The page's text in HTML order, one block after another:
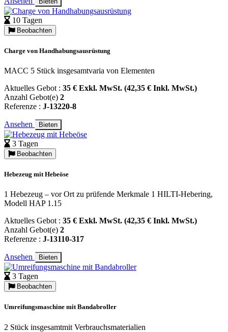
10 Tagen
Beobachten
Charge von Handhabungsausrüstung
MACC 5 Stück insgesamtvaria von Elementen
Aktuelles Gebot : 35 € Exkl. MwSt. (42,35 € Inkl. MwSt.)
Anzahl Gebot(e) 2
Referenze : J-13220-8
Ansehen Bieten
3 Tagen
Beobachten
Hebezeug mit Hebeöse
1 Hebezeug – vor Ort zu prüfende Merkmale 1 HILTI-Hebering,
Modell HAP 1.15
Aktuelles Gebot : 35 € Exkl. MwSt. (42,35 € Inkl. MwSt.)
Anzahl Gebot(e) 2
Referenze : J-13110-317
Ansehen Bieten
3 Tagen
Beobachten
Umreifungsmaschine mit Bandabroller
2 Stück insgesamtmit Verbrauchsmaterialien